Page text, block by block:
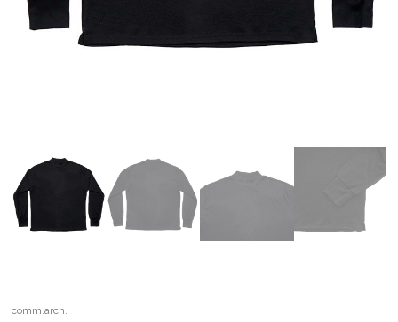
comm.arch.